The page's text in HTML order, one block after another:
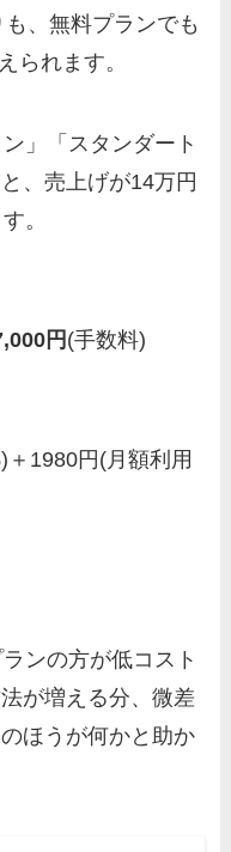
、無料プランでも
られます。
」「スタンダート
、売上げが14万円
。
円 (手数料)
1980円(月額利用
ンの方が低コスト
が増える分、微差
ほうが何かと助か